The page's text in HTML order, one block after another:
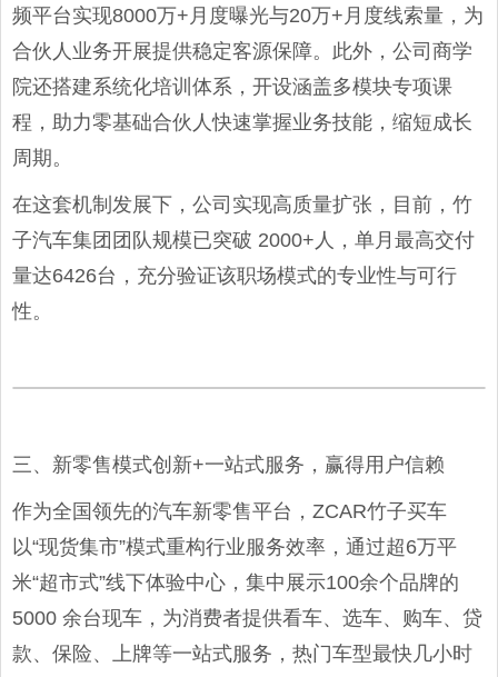
频平台实现8000万+月度曝光与20万+月度线索量，为
合伙人业务开展提供稳定客源保障。此外，公司商学
院还搭建系统化培训体系，开设涵盖多模块专项课
程，助力零基础合伙人快速掌握业务技能，缩短成长
周期。
在这套机制发展下，公司实现高质量扩张，目前，竹
子汽车集团团队规模已突破 2000+人，单月最高交付
量达6426台，充分验证该职场模式的专业性与可行
性。
三、新零售模式创新+一站式服务，赢得用户信赖
作为全国领先的汽车新零售平台，ZCAR竹子买车
以“现货集市”模式重构行业服务效率，通过超6万平
米“超市式”线下体验中心，集中展示100余个品牌的
5000 余台现车，为消费者提供看车、选车、购车、贷
款、保险、上牌等一站式服务，热门车型最快几小时